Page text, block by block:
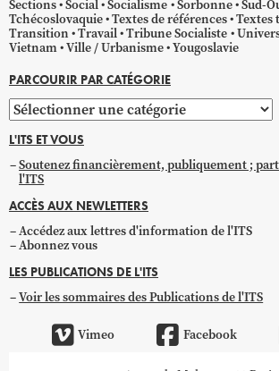
Sections Social Socialisme Sorbonne Sud-
Tchécoslovaquie Textes de références Textes
Transition Travail Tribune Socialiste
Vietnam Ville / Urbanisme Yougoslavie
PARCOURIR PAR CATÉGORIE
Parcourir
par
catégorie
L'ITS ET VOUS
Soutenez financièrement, publiquement ;
l'ITS
ACCÈS AUX NEWLETTERS
Accédez aux lettres d'information de l'ITS
Abonnez vous
LES PUBLICATIONS DE L'ITS
Voir les sommaires des Publications de l'ITS
Vimeo Facebook